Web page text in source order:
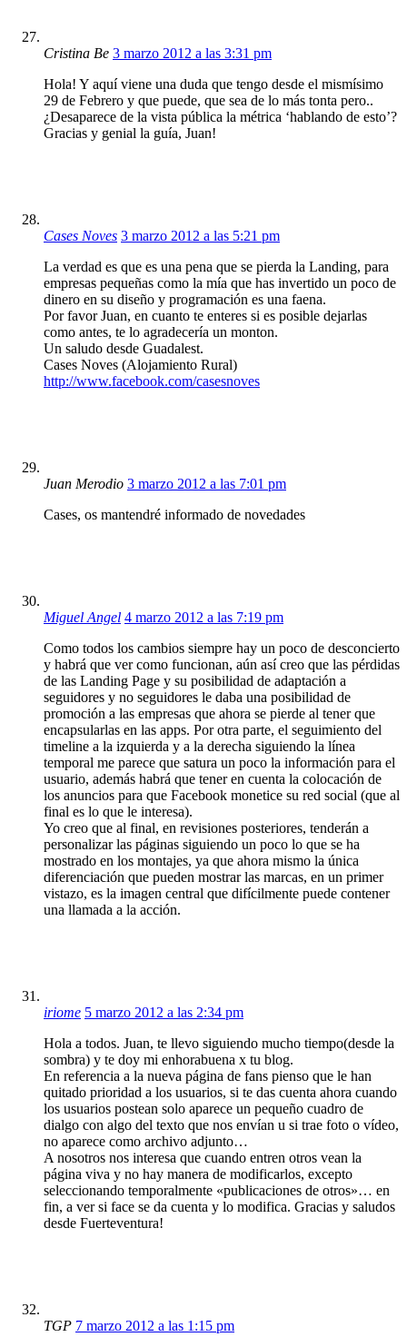
Cristina Be 3 marzo 2012 a las 3:31 pm
Hola! Y aquí viene una duda que tengo desde el mismísimo
29 de Febrero y que puede, que sea de lo más tonta pero..
¿Desaparece de la vista pública la métrica ‘hablando de esto’?
Gracias y genial la guía, Juan!
Cases Noves 3 marzo 2012 a las 5:21 pm
La verdad es que es una pena que se pierda la Landing, para
empresas pequeñas como la mía que has invertido un poco de
dinero en su diseño y programación es una faena.
Por favor Juan, en cuanto te enteres si es posible dejarlas
como antes, te lo agradecería un monton.
Un saludo desde Guadalest.
Cases Noves (Alojamiento Rural)
http://www.facebook.com/casesnoves
Juan Merodio 3 marzo 2012 a las 7:01 pm
Cases, os mantendré informado de novedades
Miguel Angel 4 marzo 2012 a las 7:19 pm
Como todos los cambios siempre hay un poco de desconcierto
y habrá que ver como funcionan, aún así creo que las pérdidas
de las Landing Page y su posibilidad de adaptación a
seguidores y no seguidores le daba una posibilidad de
promoción a las empresas que ahora se pierde al tener que
encapsularlas en las apps. Por otra parte, el seguimiento del
timeline a la izquierda y a la derecha siguiendo la línea
temporal me parece que satura un poco la información para el
usuario, además habrá que tener en cuenta la colocación de
los anuncios para que Facebook monetice su red social (que al
final es lo que le interesa).
Yo creo que al final, en revisiones posteriores, tenderán a
personalizar las páginas siguiendo un poco lo que se ha
mostrado en los montajes, ya que ahora mismo la única
diferenciación que pueden mostrar las marcas, en un primer
vistazo, es la imagen central que difícilmente puede contener
una llamada a la acción.
iriome 5 marzo 2012 a las 2:34 pm
Hola a todos. Juan, te llevo siguiendo mucho tiempo(desde la
sombra) y te doy mi enhorabuena x tu blog.
En referencia a la nueva página de fans pienso que le han
quitado prioridad a los usuarios, si te das cuenta ahora cuando
los usuarios postean solo aparece un pequeño cuadro de
dialgo con algo del texto que nos envían u si trae foto o vídeo,
no aparece como archivo adjunto…
A nosotros nos interesa que cuando entren otros vean la
página viva y no hay manera de modificarlos, excepto
seleccionando temporalmente «publicaciones de otros»… en
fin, a ver si face se da cuenta y lo modifica. Gracias y saludos
desde Fuerteventura!
TGP 7 marzo 2012 a las 1:15 pm